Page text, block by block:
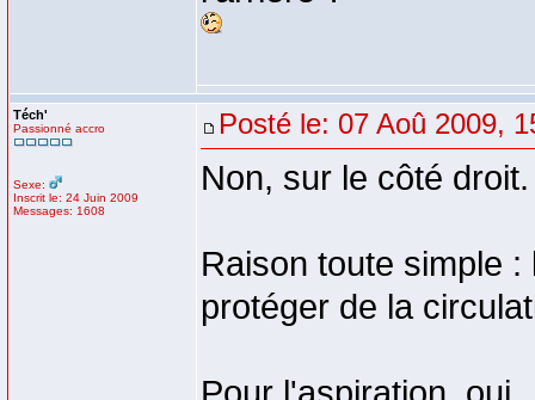
Téch'
Passionné accro
Sexe:
Inscrit le: 24 Juin 2009
Messages: 1608
Posté le: 07 Aoû 2009,
Non, sur le côté
Raison toute simple
protéger de la